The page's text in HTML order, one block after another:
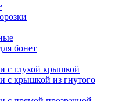
бонет
с глухой крышкой
с крышкой из гнутого